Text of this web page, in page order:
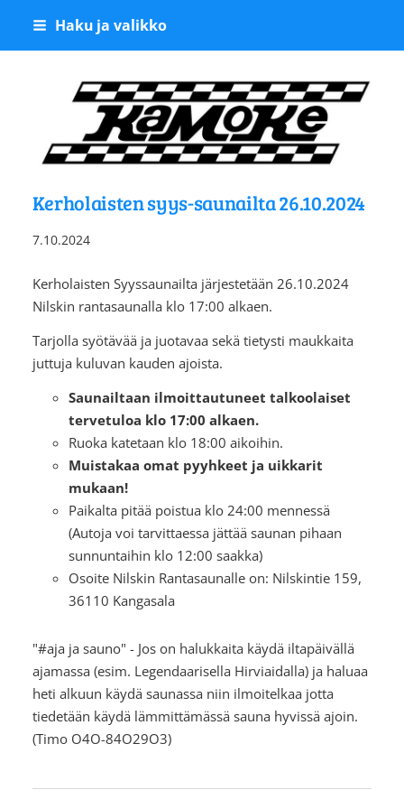
Siirry
Haku ja valikko
Kangasalan
Kerholaisten syys-saunailta 26.10.2024
7.10.2024
Kerholaisten Syyssaunailta järjestetään 26.10.2024
Nilskin rantasaunalla klo 17:00 alkaen.
Tarjolla syötävää ja juotavaa sekä tietysti maukkaita
juttuja kuluvan kauden ajoista.
Saunailtaan ilmoittautuneet talkoolaiset
tervetuloa klo 17:00 alkaen.
Ruoka katetaan klo 18:00 aikoihin.
Muistakaa omat pyyhkeet ja uikkarit
mukaan!
Paikalta pitää poistua klo 24:00 mennessä
(Autoja voi tarvittaessa jättää saunan pihaan
sunnuntaihin klo 12:00 saakka)
Osoite Nilskin Rantasaunalle on: Nilskintie 159,
36110 Kangasala
"#aja ja sauno" - Jos on halukkaita käydä iltapäivällä
ajamassa (esim. Legendaarisella Hirviaidalla) ja haluaa
heti alkuun käydä saunassa niin ilmoitelkaa jotta
tiedetään käydä lämmittämässä sauna hyvissä ajoin.
(Timo O4O-84O29O3)